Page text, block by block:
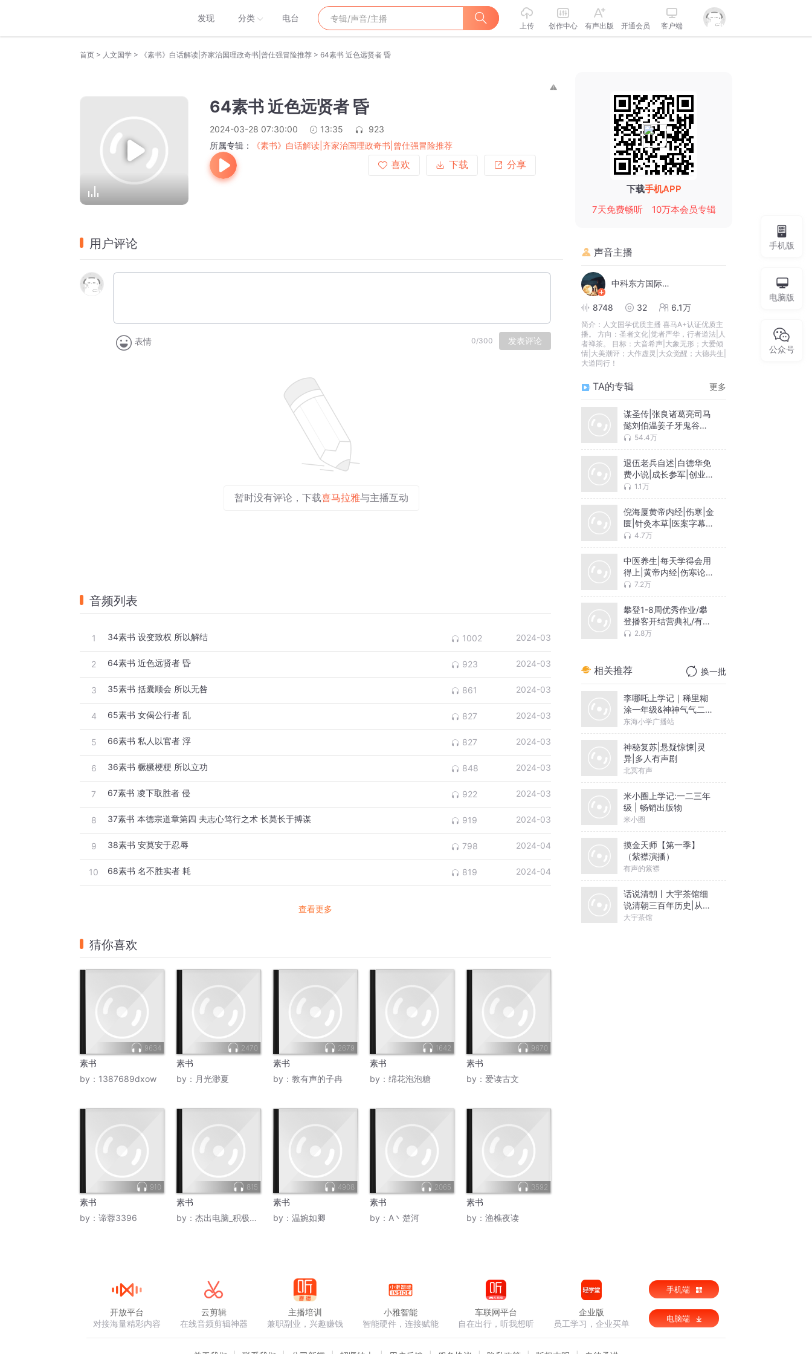
发现 分类 电台
上传 创作中心 有声出版 开通会员 客户端
首页 > 人文国学 > 《素书》白话解读|齐家治国理政奇书|曾仕强冒险推荐 > 64素书 近色远贤者 昏
64素书 近色远贤者 昏
2024-03-28 07:30:00 13:35
923
所属专辑：
《素书》白话解读|齐家治国理政奇书|曾仕强冒险推荐
喜欢
下载 分享
用户评论
表情 0/300 发表评论
暂时没有评论，下载喜马拉雅与主播互动
音频列表
1 34素书 设变致权 所以解结 1002 2024-03
2 64素书 近色远贤者 昏 923 2024-03
3 35素书 括囊顺会 所以无咎 861 2024-03
4 65素书 女偈公行者 乱 827 2024-03
5 66素书 私人以官者 浮 827 2024-03
6 36素书 橛橛梗梗 所以立功 848 2024-03
7 67素书 凌下取胜者 侵 922 2024-03
8 37素书 本德宗道章第四 夫志心笃行之术 长莫长于搏谋 919 2024-03
9 38素书 安莫安于忍辱 798 2024-04
10 68素书 名不胜实者 耗 819 2024-04
查看更多
猜你喜欢
9634
素书
by： 1387689dxow
2470
素书
by： 月光渺夏
2679
素书
by： 教有声的子冉
1642
素书
by： 绵花泡泡糖
9670
素书
by： 爱读古文
910
素书
by： 谛蓉3396
815
素书
by： 杰出电脑_积极的生活
4908
素书
by： 温婉如卿
2065
素书
by： A丶楚河
3592
素书
by： 渔樵夜读
下载手机APP
7天免费畅听
10万本会员专辑
声音主播
中科东方国际传媒
8748 32 6.1万
简介： 人文国学优质主播 喜马A+认证优质主
播。 方向：圣者文化|觉者严华，行者道法|人
者禅茶。 目标：大音希声|大象无形；大爱倾
情|大美潮评；大作虚灵|大众觉醒；大德共生|
大道同行！
TA的专辑 更多
谋圣传|张良诸葛亮司马
懿刘伯温姜子牙鬼谷子
范蠡管仲东方朔
54.4万
退伍老兵自述|白德华免
费小说|成长参军|创业成
功 1.1万
倪海厦黄帝内经|伤寒|金
匮|针灸本草|医案字幕视
频 4.7万
中医养生|每天学得会用
得上|黄帝内经|伤寒论|
人体7.2万
攀登1-8周优秀作业/攀
登播客开结营典礼/有声
之夜2.8万
相关推荐 换一批
李哪吒上学记｜稀里糊
涂一年级&神神气气二年
级
东海小学广播站
神秘复苏|悬疑惊悚|灵
异|多人有声剧
北冥有声
米小圈上学记:一二三年
级 | 畅销出版物
米小圈
摸金天师【第一季】
（紫襟演播）
有声的紫襟
话说清朝丨大宇茶馆细
说清朝三百年历史|从努
尔哈赤到末代皇帝溥仪|
大宇茶馆
手机版
电脑版
公众号
开放平台
对接海量精彩内容
云剪辑
在线音频剪辑神器
主播培训
兼职副业，兴趣赚钱
小雅智能
智能硬件，连接赋能
车联网平台
自在出行，听我想听
企业版
员工学习，企业买单
手机端
电脑端